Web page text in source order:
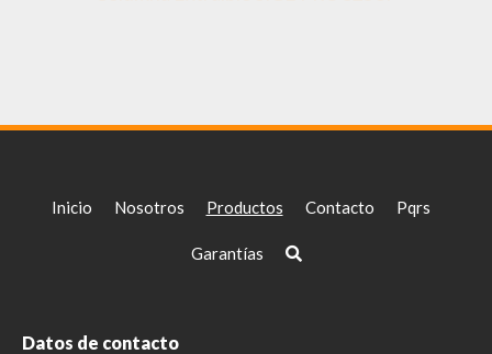
Inicio Nosotros Productos Contacto Pqrs
Garantías
Datos de contacto